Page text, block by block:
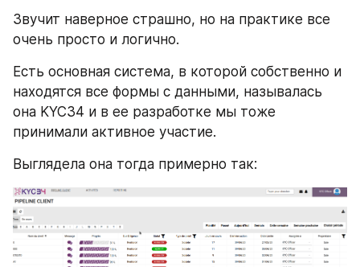
Звучит наверное страшно, но на практике все
очень просто и логично.
Есть основная система, в которой собственно и
находятся все формы с данными, называлась
она KYC34 и в ее разработке мы тоже
принимали активное участие.
Выглядела она тогда примерно так: